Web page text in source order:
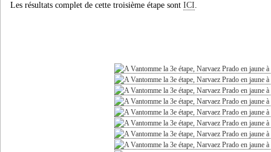
Les résultats complet de cette troisième étape sont ICI.